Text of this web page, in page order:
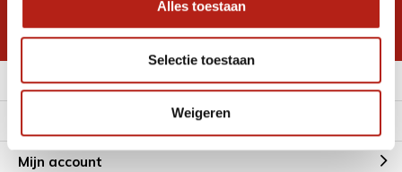
Alles toestaan
Selectie toestaan
Weigeren
* Lees hier de wettelijke beperkingen
Meer informatie
Mijn account